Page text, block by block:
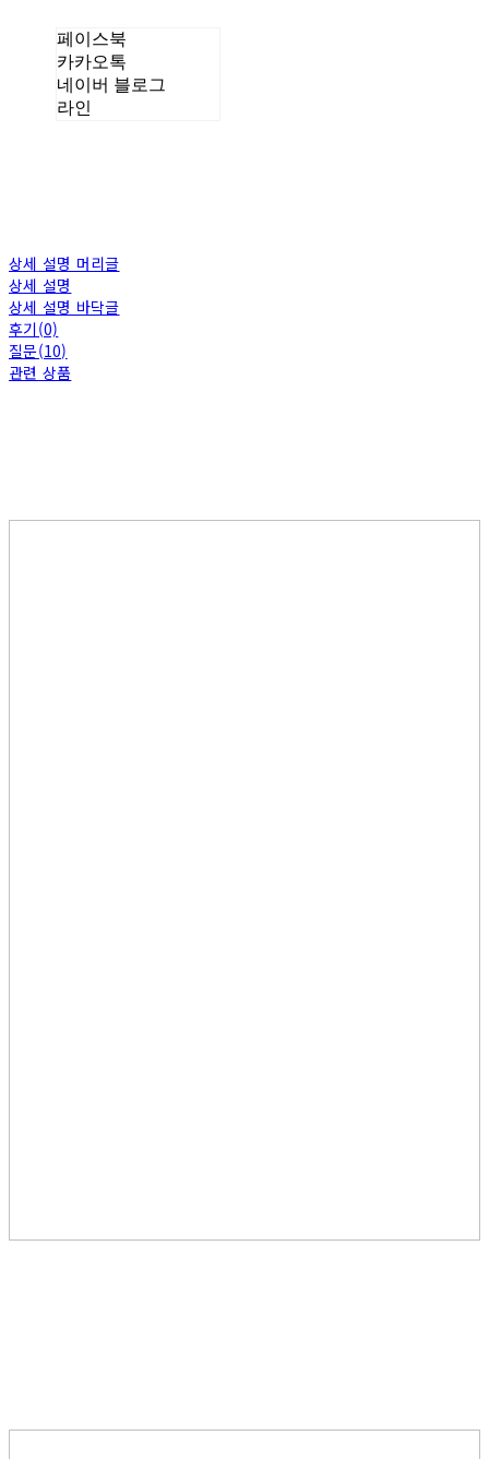
페이스북
카카오톡
네이버 블로그
라인
상세 설명 머리글
상세 설명
상세 설명 바닥글
후기(0)
질문(10)
관련 상품